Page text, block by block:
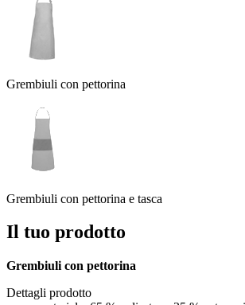
Grembiuli con pettorina
Grembiuli con pettorina e tasca
Il tuo prodotto
Grembiuli con pettorina
Dettagli prodotto